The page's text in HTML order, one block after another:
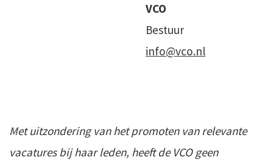
VCO
Bestuur
info@vco.nl
Met uitzondering van het promoten van relevante
vacatures bij haar leden, heeft de VCO geen